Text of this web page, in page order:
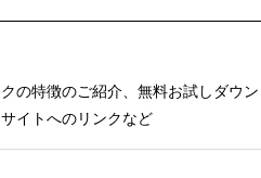
の特徴のご紹介、無料お試しダウ
イトへのリンクなど